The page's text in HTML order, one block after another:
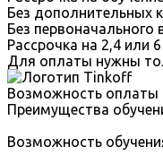
Без дополнительных
Без первоначального
Рассрочка на 2,4 или
Для оплаты нужны
Возможность оплаты
Преимущества
Возможность